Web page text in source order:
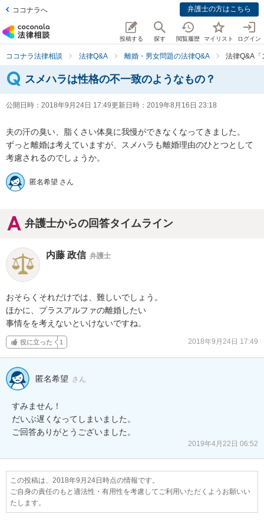
ココナラへ 弁護士の方はこちら
投稿する 探す 閲覧履歴 マイリスト ログイン
ココナラ法律相談 法律Q&A 離婚・男女問題の法律Q&A 法律Q&A「
スメハラは性格の不一致のようなもの？
公開日時： 2018年9月24日 17:49更新日時： 2019年8月16日 23:18
夫の汗の臭い、脂くさい体臭に我慢ができなくなってきました。
ずっと離婚は考えていますが、スメハラも離婚理由のひとつとして
考慮されるのでしょうか。
匿名希望 さん
弁護士からの回答タイムライン
内藤 政信 弁護士
おそらくそれだけでは、難しいでしょう。
ほかに、プラスアルファの離婚したい
事情をを考えないといけないですね。
役に立った 1 2018年9月24日 17:49
匿名希望 さん
すみません！
だいぶ遅くなってしまいました。
ご回答ありがとうございました。
2019年4月22日 06:52
この投稿は、2018年9月24日時点の情報です。
ご自身の責任のもと適法性・有用性を考慮してご利用いただくようお願いい
たします。